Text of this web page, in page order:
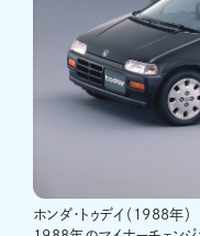
ホンダ・トゥデイ（1988年）